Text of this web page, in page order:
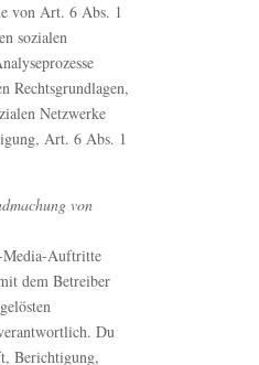
von Art. 6 Abs. 1
sozialen
Rechtsgrundlagen,
Netzwerke
Art. 6 Abs. 1
von
Media-Auftritte
dem Betreiber
Du
Berichtigung,